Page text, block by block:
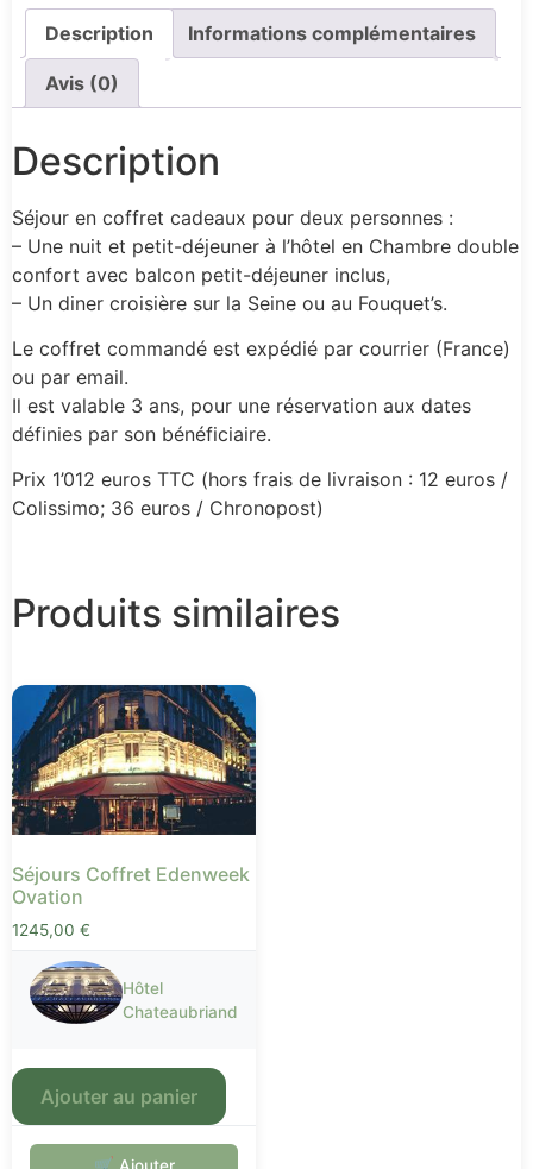
Description Informations complémentaires
Avis (0)
Description
Séjour en coffret cadeaux pour deux personnes :
– Une nuit et petit-déjeuner à l’hôtel en Chambre double
confort avec balcon petit-déjeuner inclus,
– Un diner croisière sur la Seine ou au Fouquet’s.
Le coffret commandé est expédié par courrier (France)
ou par email.
Il est valable 3 ans, pour une réservation aux dates
définies par son bénéficiaire.
Prix 1’012 euros TTC (hors frais de livraison : 12 euros /
Colissimo; 36 euros / Chronopost)
Produits similaires
Séjours Coffret Edenweek
Ovation
1245,00 €
Hôtel
Chateaubriand
Ajouter au panier